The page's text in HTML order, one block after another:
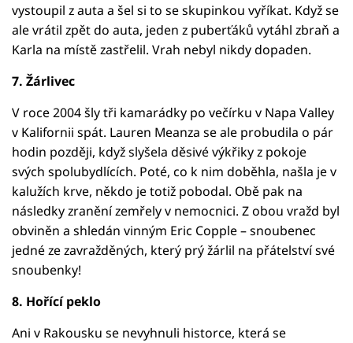
vystoupil z auta a šel si to se skupinkou vyříkat. Když se
ale vrátil zpět do auta, jeden z puberťáků vytáhl zbraň a
Karla na místě zastřelil. Vrah nebyl nikdy dopaden.
7. Žárlivec
V roce 2004 šly tři kamarádky po večírku v Napa Valley
v Kalifornii spát. Lauren Meanza se ale probudila o pár
hodin později, když slyšela děsivé výkřiky z pokoje
svých spolubydlících. Poté, co k nim doběhla, našla je v
kalužích krve, někdo je totiž pobodal. Obě pak na
následky zranění zemřely v nemocnici. Z obou vražd byl
obviněn a shledán vinným Eric Copple – snoubenec
jedné ze zavražděných, který prý žárlil na přátelství své
snoubenky!
8. Hořící peklo
Ani v Rakousku se nevyhnuli historce, která se